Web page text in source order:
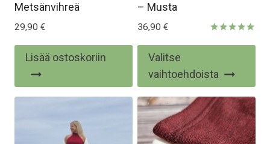
Metsänvihreä
29,90 €
Lisää ostoskoriin
– Musta
36,90 €
Valitse
vaihtoehdoista
on